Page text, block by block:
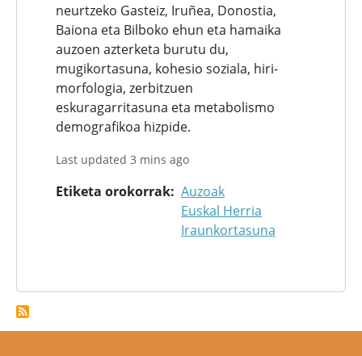
neurtzeko Gasteiz, Iruñea, Donostia,
Baiona eta Bilboko ehun eta hamaika
auzoen azterketa burutu du,
mugikortasuna, kohesio soziala, hiri-
morfologia, zerbitzuen
eskuragarritasuna eta metabolismo
demografikoa hizpide.
Last updated 3 mins ago
Etiketa orokorrak Auzoak
Euskal Herria
Iraunkortasuna